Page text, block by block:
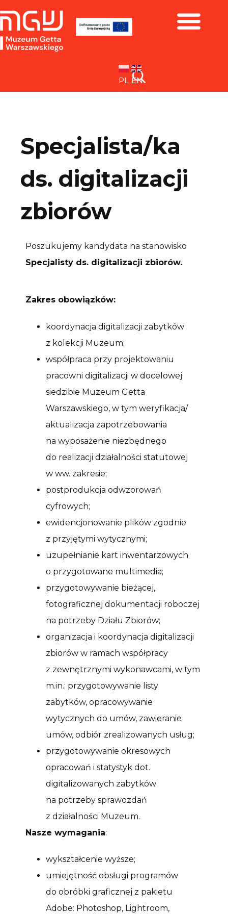
PL EN
Specjalista/ka
ds. digitalizacji
zbiorów
Poszukujemy kandydata na stanowisko
Specjalisty ds. digitalizacji zbiorów.
Zakres obowiązków:
koordynacja digitalizacji zabytków
z kolekcji Muzeum;
współpraca przy projektowaniu
pracowni digitalizacji w docelowej
siedzibie Muzeum Getta
Warszawskiego, w tym weryfikacja/
aktualizacja zapotrzebowania
na wyposażenie niezbędnego
do realizacji działalności statutowej
w ww. zakresie;
postprodukcja odwzorowań
cyfrowych;
ewidencjonowanie plików zgodnie
z przyjętymi wytycznymi;
uzupełnianie kart inwentarzowych
o przygotowane multimedia;
przygotowywanie bieżącej,
fotograficznej dokumentacji roboczej
na potrzeby Działu Zbiorów;
organizacja i koordynacja digitalizacji
zbiorów w ramach współpracy
z zewnętrznymi wykonawcami, w tym
m.in.: przygotowywanie listy
zabytków, opracowywanie
wytycznych do umów, zawieranie
umów, odbiór zrealizowanych usług;
przygotowywanie okresowych
opracowań i statystyk dot.
digitalizowanych zabytków
na potrzeby sprawozdań
z działalności Muzeum.
Nasze wymagania:
wykształcenie wyższe;
umiejętność obsługi programów
do obróbki graficznej z pakietu
Adobe: Photoshop, Lightroom,